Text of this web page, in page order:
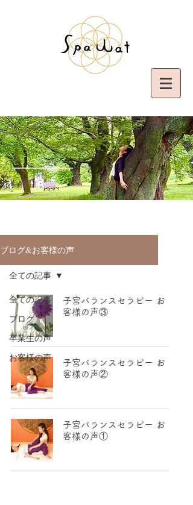
ブログ&お客様の声
全ての記事
ブログ
卒業生の声
お客様の声
全ての記事
子宮バランスセラピー お
客様の声③
子宮バランスセラピー お
客様の声②
子宮バランスセラピー お
客様の声①